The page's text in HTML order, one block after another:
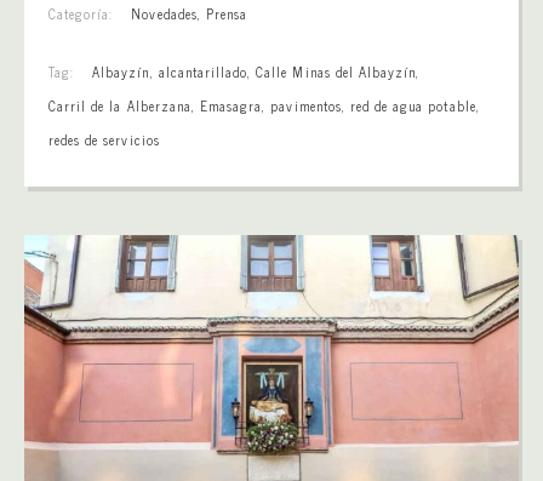
Categoría: Novedades, Prensa
Tag: Albayzín, alcantarillado,Calle Minas del Albayzín,
Carril de la Alberzana, Emasagra, pavimentos, red de agua potable,
redes de servicios